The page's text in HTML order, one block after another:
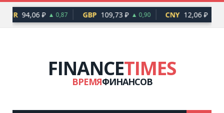
EUR 94,06 ₽ ▲ 0,87 GBP 109,73 ₽ ▲ 0,90 CNY 12,06 ₽ ▲
FINANCETIMES
ВРЕМЯФИНАНСОВ